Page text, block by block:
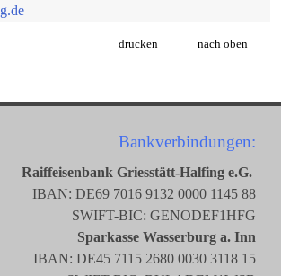
drucken nach oben
Bankverbindungen:
Raiffeisenbank Griesstätt-Halfing e.G.
IBAN: DE69 7016 9132 0000 1145 88
SWIFT-BIC: GENODEF1HFG
Sparkasse Wasserburg a. Inn
IBAN: DE45 7115 2680 0030 3118 15